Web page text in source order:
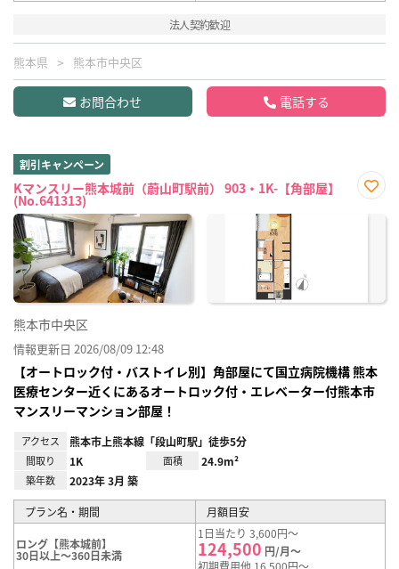
法人契約歓迎
熊本県 熊本市中央区
お問合わせ 電話する
割引キャンペーン
Kマンスリー熊本城前（蔚山町駅前） 903・1K-【角部屋】
(No.641313)
に入
熊本市中央区
情報更新日 2026/08/09 12:48
【オートロック付・バストイレ別】角部屋にて国立病院機構 熊本
医療センター近くにあるオートロック付・エレベーター付熊本市
マンスリーマンション部屋！
アクセス 熊本市上熊本線「段山町駅」徒歩5分
間取り 1K 面積 24.9m²
築年数 2023年 3月 築
プラン名・期間 月額目安
ロング【熊本城前】
30日以上～360日未満
1日当たり 3,600円～
124,500 円/月～
初期費用他 16,500円～